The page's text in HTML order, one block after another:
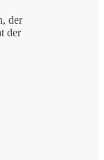
der
der